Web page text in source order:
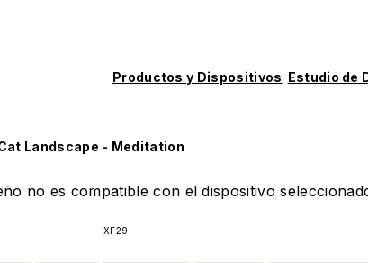
Productos y Dispositivos Estudio de
Landscape - Meditation
no es compatible con el dispositivo
XF29